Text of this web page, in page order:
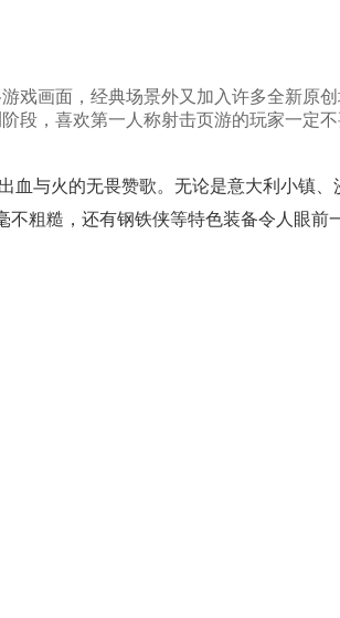
戏画面，经典场景外又加入许多全新原
段，喜欢第一人称射击页游的玩家一定不
血与火的无畏赞歌。无论是意大利小镇
粗糙，还有钢铁侠等特色装备令人眼